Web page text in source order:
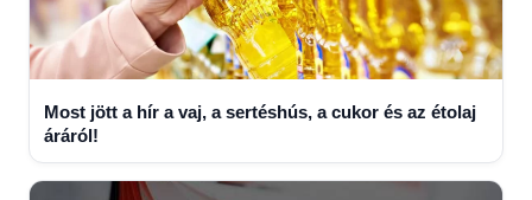
Most jött a hír a vaj, a sertéshús, a cukor és az étolaj
áráról!